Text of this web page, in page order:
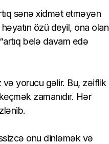
sənə xidmət etməyən
özü deyil, ona olan
belə davam edə
və yorucu gəlir. Bu, zəiflik
zamanıdır. Hər
onu dinləmək və